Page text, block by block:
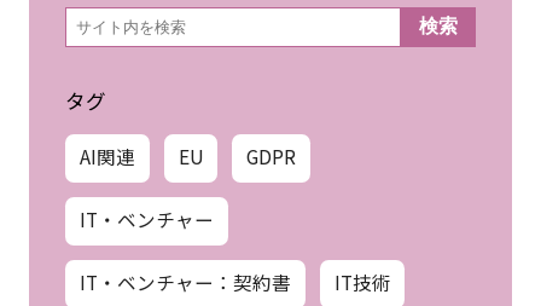
検
索 検索
タグ
AI関連 EU GDPR
IT・ベンチャー
IT・ベンチャー：契約書 IT技術